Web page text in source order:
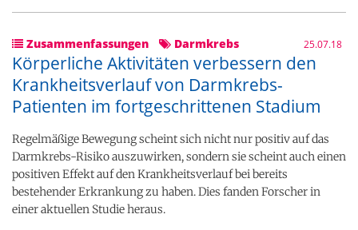
Zusammenfassungen Darmkrebs 25.07.18
Körperliche Aktivitäten verbessern den
Krankheitsverlauf von Darmkrebs-
Patienten im fortgeschrittenen Stadium
Regelmäßige Bewegung scheint sich nicht nur positiv auf das
Darmkrebs-Risiko auszuwirken, sondern sie scheint auch einen
positiven Effekt auf den Krankheitsverlauf bei bereits
bestehender Erkrankung zu haben. Dies fanden Forscher in
einer aktuellen Studie heraus.